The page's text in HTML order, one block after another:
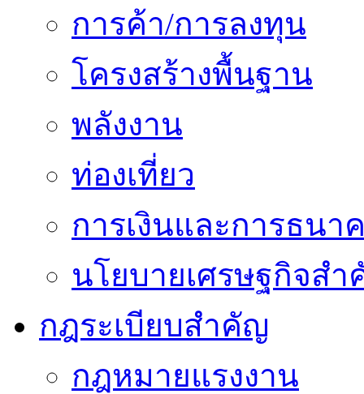
การค้า/การลงทุน
โครงสร้างพื้นฐาน
พลังงาน
ท่องเที่ยว
การเงินและการธนา
นโยบายเศรษฐกิจส
กฎระเบียบสำคัญ
กฎหมายแรงงาน